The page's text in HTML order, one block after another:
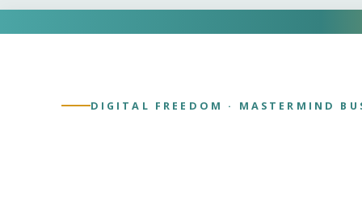
DIGITAL FREEDOM · MASTERMIND